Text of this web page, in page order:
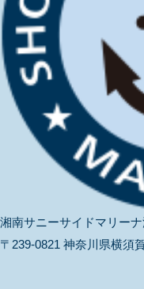
湘南サニーサイドマリー
〒239-0821 神奈川県横須